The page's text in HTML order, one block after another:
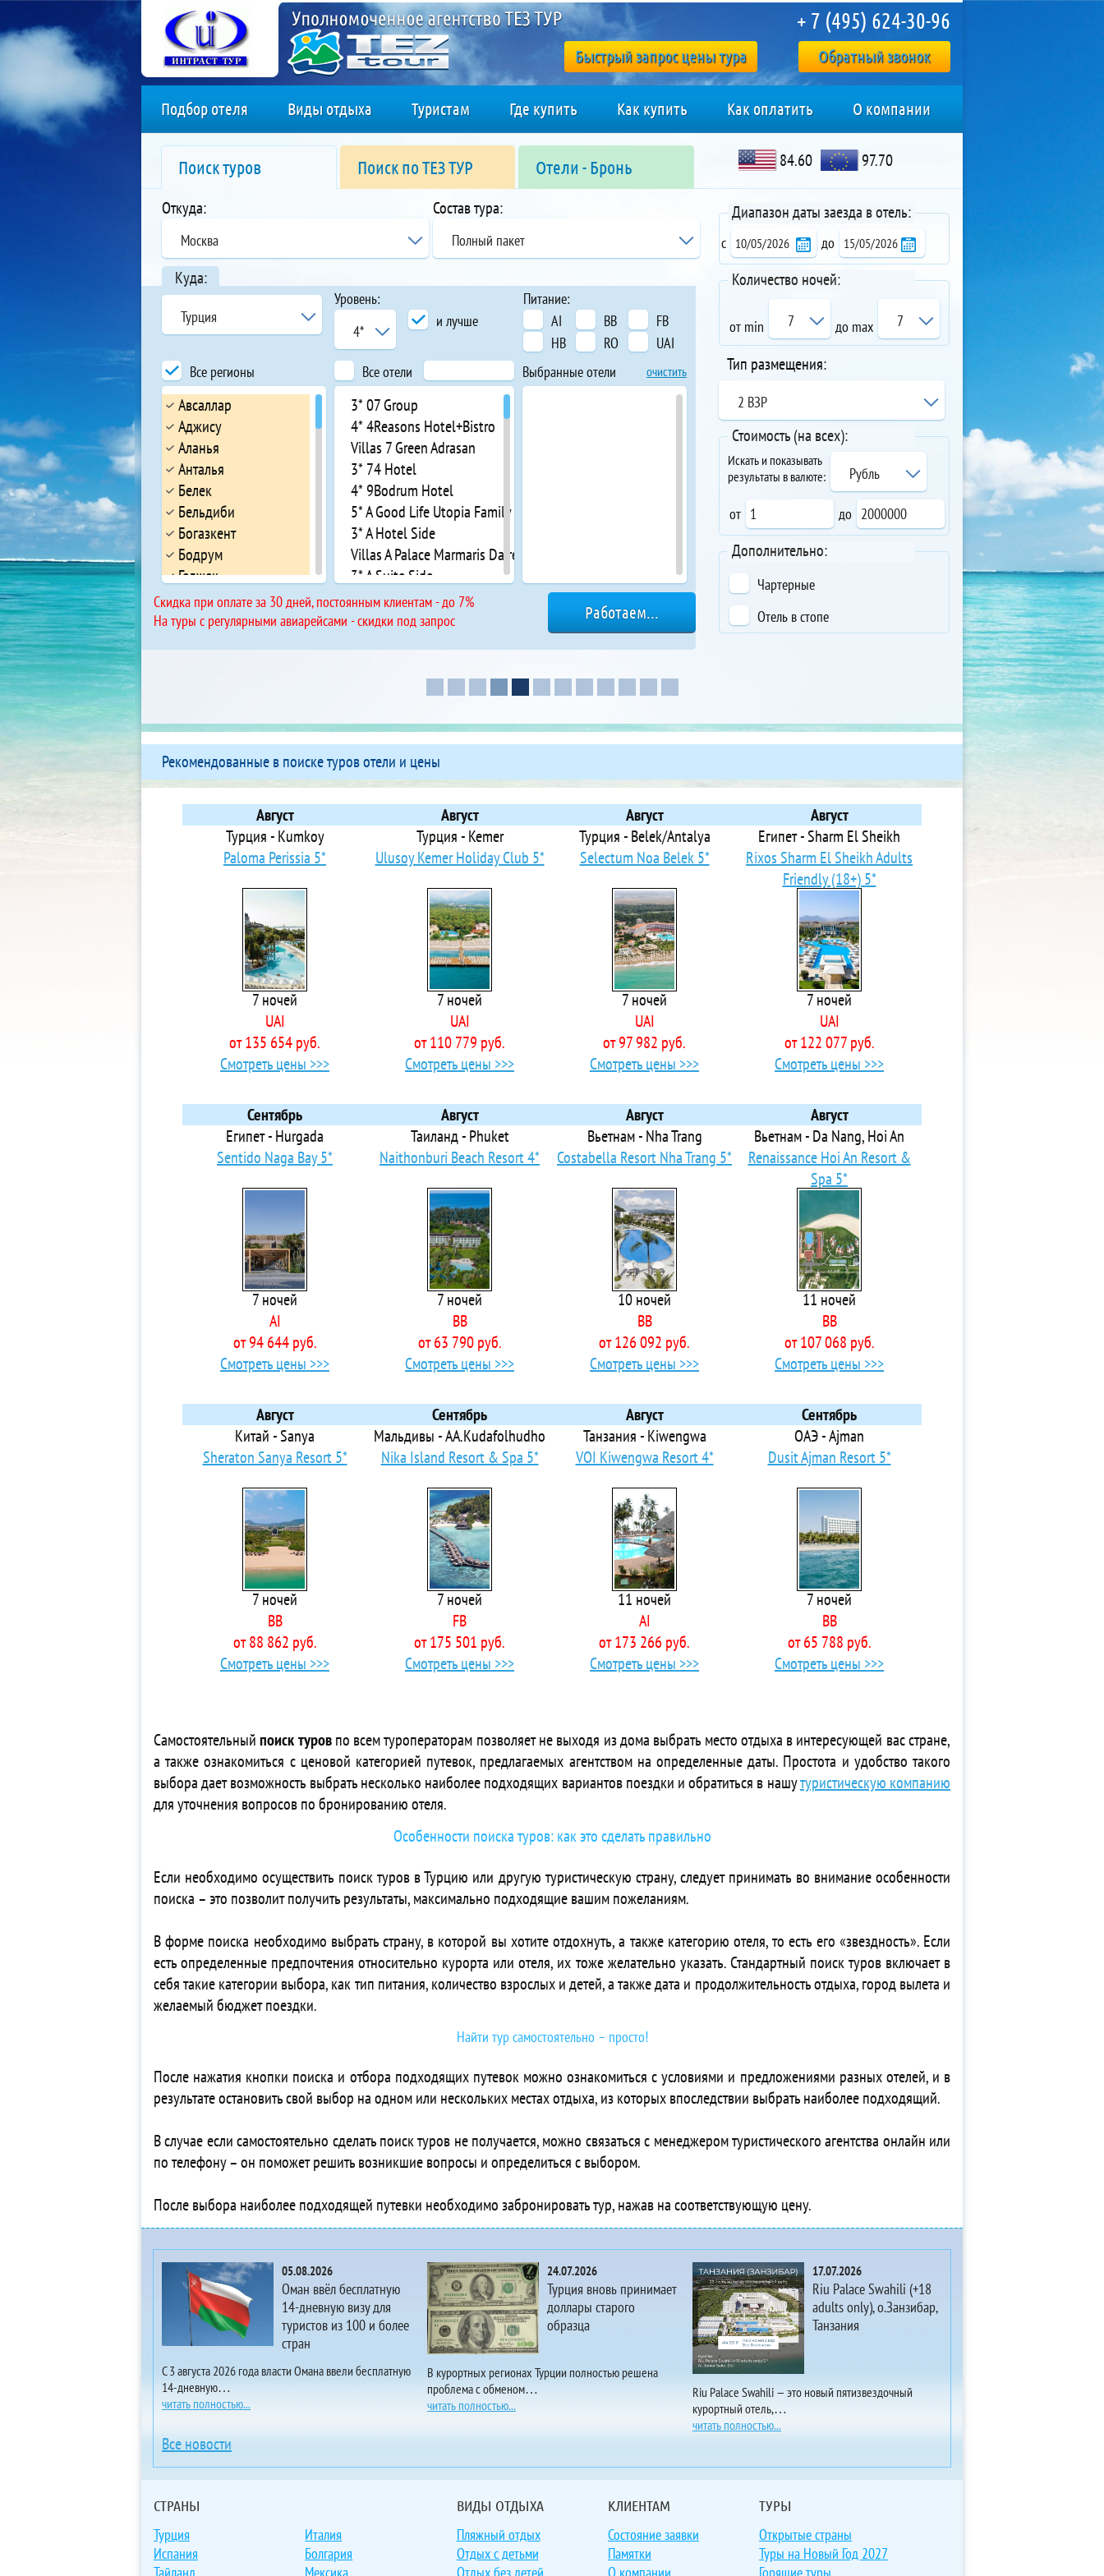
Быстрый запрос цены тура Обратный звонок
+ 7 (495) 624-30-96
Подбор отеля Виды отдыха Туристам Где купить Как купить Как оплатить О компании
Поиск туров Поиск по ТЕЗ ТУР Отели - Бронь
Откуда:
Москва
Состав тура:
Полный пакет
Куда:
Турция
Уровень:
4*
и лучше
Питание:
AI
BB
FB
HB
RO
UAI
Все регионы
Авсаллар
Аджису
Аланья
Анталья
Белек
Бельдиби
Богазкент
Бодрум
Геджек
Гёйнюк
Илерибаши
Кемер
Кестель
Кизилагач
Кизилот
Кириш
Конаклы
Коньяалты
Окурджалар
Олюдениз
Соргун
Ташлыбурун
Текирова
Учкумтепеси
Все отели
3* 07 Group
4* 4Reasons Hotel+Bistro
Villas 7 Green Adrasan
3* 74 Hotel
4* 9Bodrum Hotel
5* A Good Life Utopia Family Resort
3* A Hotel Side
Villas A Palace Marmaris Daire
3* A Suite Side
4* A11 Hotel Obakoy
Apts Abc Apart Hotel
5* Acanthus & Cennet Barut Collection
5* ACG Hotels Orient Family
3* Acropol Of Bodrum Beach Hotel
4* Acroter Hotel & Spa Datca
4* Ada
3* Ada Dreams
Apts Ada Dreams City
4* Ada Julian Marmaris
4* Ada Newday Resort Hotel
3* Adaburnu Golmar Hotel
4* Adalin Resort Hotel
5* Adalya Artside
5* Adalya Bliss
5* Adalya Elite Lara Hotel
5* Adalya Ocean Deluxe
4* Adalya Port Hotel
5* Adam & Eve
4* Adella Side Hotel
5* Adenya Hotel & Resort
4* Adin Beach Hotel
3* Adora Apart
3* Adora Calma Beach Hotel
3* Adora Garden
5* Adora Resort
3* Adrasan Arkadas
4* Adrasan Beltom Beach
3* Adrasan Deniz Hotel
4* Adrasan Klados
4* Adrasan Papirus Hotel
3* Aegean Park Hotel
3* Aegean Princess
4* Aes Club
3* Afflon Hotels Loft City
3* Af-Ra Hotel
3* Afsa Via Terra Sunrise
4* Afytos Bodrum City
4* Afytos Bodrum Hotel
3* AG Hotels Antalya
Apts Agva Apart Hotel
3* Ahsen Hotel
3* Akasia Resort
Villas Akasya Villa
4* Akbulut Hotel & Spa
3* Akdas
3* Akdeniz Apart Hotel
3* Akdeniz Hotel
3* Akdora Elite Hotel & Spa
4* Akin Paradise
5* AKKA Alinda
5* Akka Antedon
3* Akkan Beach Hotel
3* Akkan Hotel Marina
3* Akkan Luxury Hotel
3* Akkent Garden Hotel & Mandalin Bistro
5* Akra Fethiye The Residence Tui Blue Sensatori
5* Akra Fethiye Tui Blue Sensatori
5* Akra Kemer
5* Akra Sorgun Tui Blue Sensatori
3* Aktas
4* Aktur Residence
3* Akvaryum Beach Hotel
Apts Akyaka Nehir Butik Otel
3* Alaaddin Beach Hotel
4* Alaiye Kleopatra Hotel & Apart
3* Alanya Dreams Apart
4* Alanya Klas Hotel
Villas Alanya Luxury Villas
Выбранные отели очистить
Диапазон даты заезда в отель:
с до
Количество ночей:
от min 7 до max 7
Тип размещения:
2 ВЗР
Стоимость (на всех):
Искать и показывать
результаты в валюте:
Рубль
от до
Дополнительно:
Чартерные
Отель в стопе
Cкидка при оплате за 30 дней, постоянным клиентам - до 7%
На туры с регулярными авиарейсами - скидки под запрос
84.60 97.70
Рекомендованные в поиске туров отели и цены
Август
Турция - Kumkoy
Paloma Perissia 5*
7 ночей
UAI
от 135 654 руб.
Смотреть цены >>>
Август
Турция - Kemer
Ulusoy Kemer Holiday Club 5*
7 ночей
UAI
от 110 779 руб.
Смотреть цены >>>
Август
Турция - Belek/Antalya
Selectum Noa Belek 5*
7 ночей
UAI
от 97 982 руб.
Смотреть цены >>>
Август
Египет - Sharm El Sheikh
Rixos Sharm El Sheikh Adults
Friendly (18+) 5*
7 ночей
UAI
от 122 077 руб.
Смотреть цены >>>
Сентябрь
Египет - Hurgada
Sentido Naga Bay 5*
7 ночей
AI
от 94 644 руб.
Смотреть цены >>>
Август
Таиланд - Phuket
Naithonburi Beach Resort 4*
7 ночей
BB
от 63 790 руб.
Смотреть цены >>>
Август
Вьетнам - Nha Trang
Costabella Resort Nha Trang 5*
10 ночей
BB
от 126 092 руб.
Смотреть цены >>>
Август
Вьетнам - Da Nang, Hoi An
Renaissance Hoi An Resort &
Spa 5*
11 ночей
BB
от 107 068 руб.
Смотреть цены >>>
Август
Китай - Sanya
Sheraton Sanya Resort 5*
7 ночей
BB
от 88 862 руб.
Смотреть цены >>>
Сентябрь
Мальдивы - AA.Kudafolhudho
Nika Island Resort & Spa 5*
7 ночей
FB
от 175 501 руб.
Смотреть цены >>>
Август
Танзания - Kiwengwa
VOI Kiwengwa Resort 4*
11 ночей
AI
от 173 266 руб.
Смотреть цены >>>
Сентябрь
ОАЭ - Ajman
Dusit Ajman Resort 5*
7 ночей
BB
от 65 788 руб.
Смотреть цены >>>
Самостоятельныйпоиск туровпо всем туроператорам позволяет не выходя из дома выбрать место отдыха в интересующей вас стране,
а также ознакомиться с ценовой категорией путевок, предлагаемых агентством на определенные даты. Простота и удобство такого
выбора дает возможность выбрать несколько наиболее подходящих вариантов поездки и обратиться в нашутуристическую компанию
для уточнения вопросов по бронированию отеля.
Особенности поиска туров: как это сделать правильно
Если необходимо осуществить поиск туров в Турцию или другую туристическую страну, следует принимать во внимание особенности
поиска – это позволит получить результаты, максимально подходящие вашим пожеланиям.
В форме поиска необходимо выбрать страну, в которой вы хотите отдохнуть, а также категорию отеля, то есть его «звездность». Если
есть определенные предпочтения относительно курорта или отеля, их тоже желательно указать. Стандартный поиск туров включает в
себя такие категории выбора, как тип питания, количество взрослых и детей, а также дата и продолжительность отдыха, город вылета и
желаемый бюджет поездки.
Найти тур самостоятельно – просто!
После нажатия кнопки поиска и отбора подходящих путевок можно ознакомиться с условиями и предложениями разных отелей, и в
результате остановить свой выбор на одном или нескольких местах отдыха, из которых впоследствии выбрать наиболее подходящий.
В случае если самостоятельно сделать поиск туров не получается, можно связаться с менеджером туристического агентства онлайн или
по телефону – он поможет решить возникшие вопросы и определиться с выбором.
После выбора наиболее подходящей путевки необходимо забронировать тур, нажав на соответствующую цену.
05.08.2026
Оман ввёл бесплатную
14-дневную визу для
туристов из 100 и более
стран
С 3 августа 2026 года власти Омана ввели бесплатную
14-дневную…
читать полностью...
24.07.2026
Турция вновь принимает
доллары старого
образца
В курортных регионах Турции полностью решена
проблема с обменом…
читать полностью...
17.07.2026
Riu Palace Swahili (+18
adults only), о.Занзибар,
Танзания
Riu Palace Swahili — это новый пятизвездочный
курортный отель,…
читать полностью...
Все новости
СТРАНЫ
Турция
Испания
Италия
Болгария
ВИДЫ ОТДЫХА
Пляжный отдых
Отдых с детьми
КЛИЕНТАМ
Состояние заявки
Памятки
ТУРЫ
Открытые страны
Туры на Новый Год 2027